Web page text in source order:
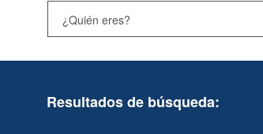
Resultados de búsqueda: